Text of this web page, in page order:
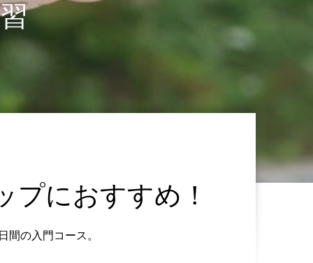
プにおすすめ！
の入門コース。